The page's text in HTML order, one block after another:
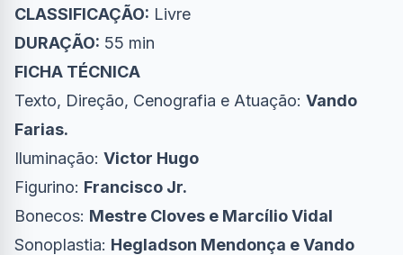
CLASSIFICAÇÃO: Livre
DURAÇÃO: 55 min
FICHA TÉCNICA
Texto, Direção, Cenografia e Atuação: Vando
Farias.
Iluminação: Victor Hugo
Figurino: Francisco Jr.
Bonecos: Mestre Cloves e Marcílio Vidal
Sonoplastia: Hegladson Mendonça e Vando